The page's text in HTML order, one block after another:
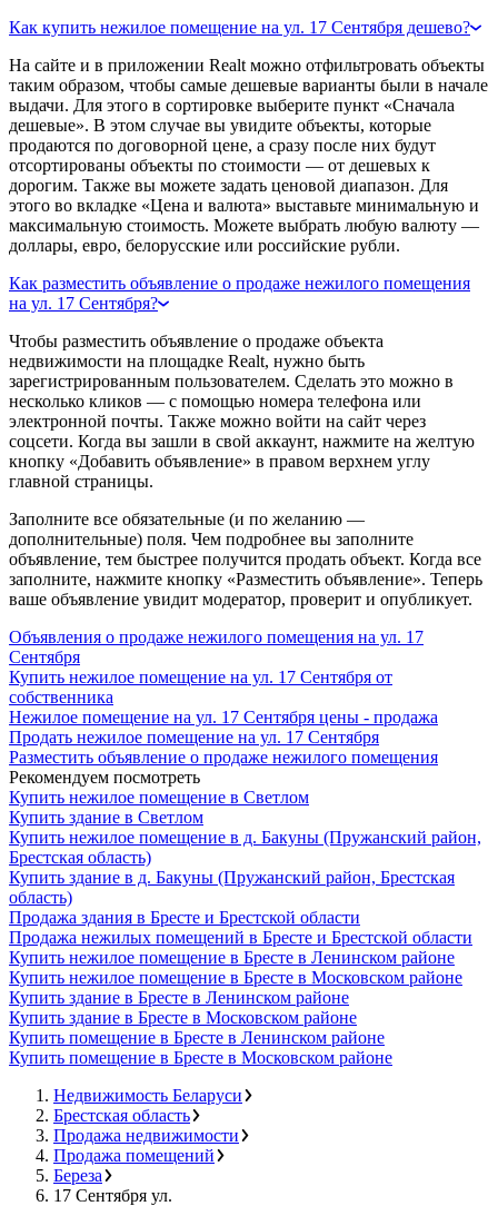
Как купить нежилое помещение на ул. 17 Сентября дешево?
На сайте и в приложении Realt можно отфильтровать объекты
таким образом, чтобы самые дешевые варианты были в начале
выдачи. Для этого в сортировке выберите пункт «Сначала
дешевые». В этом случае вы увидите объекты, которые
продаются по договорной цене, а сразу после них будут
отсортированы объекты по стоимости — от дешевых к
дорогим. Также вы можете задать ценовой диапазон. Для
этого во вкладке «Цена и валюта» выставьте минимальную и
максимальную стоимость. Можете выбрать любую валюту —
доллары, евро, белорусские или российские рубли.
Как разместить объявление о продаже нежилого помещения
на ул. 17 Сентября?
Чтобы разместить объявление о продаже объекта
недвижимости на площадке Realt, нужно быть
зарегистрированным пользователем. Сделать это можно в
несколько кликов — с помощью номера телефона или
электронной почты. Также можно войти на сайт через
соцсети. Когда вы зашли в свой аккаунт, нажмите на желтую
кнопку «Добавить объявление» в правом верхнем углу
главной страницы.
Заполните все обязательные (и по желанию —
дополнительные) поля. Чем подробнее вы заполните
объявление, тем быстрее получится продать объект. Когда все
заполните, нажмите кнопку «Разместить объявление». Теперь
ваше объявление увидит модератор, проверит и опубликует.
Объявления о продаже нежилого помещения на ул. 17
Сентября
Купить нежилое помещение на ул. 17 Сентября от
собственника
Нежилое помещение на ул. 17 Сентября цены - продажа
Продать нежилое помещение на ул. 17 Сентября
Разместить объявление о продаже нежилого помещения
Рекомендуем посмотреть
Купить нежилое помещение в Светлом
Купить здание в Светлом
Купить нежилое помещение в д. Бакуны (Пружанский район,
Брестская область)
Купить здание в д. Бакуны (Пружанский район, Брестская
область)
Продажа здания в Бресте и Брестской области
Продажа нежилых помещений в Бресте и Брестской области
Купить нежилое помещение в Бресте в Ленинском районе
Купить нежилое помещение в Бресте в Московском районе
Купить здание в Бресте в Ленинском районе
Купить здание в Бресте в Московском районе
Купить помещение в Бресте в Ленинском районе
Купить помещение в Бресте в Московском районе
Недвижимость Беларуси
Брестская область
Продажа недвижимости
Продажа помещений
Береза
17 Сентября ул.